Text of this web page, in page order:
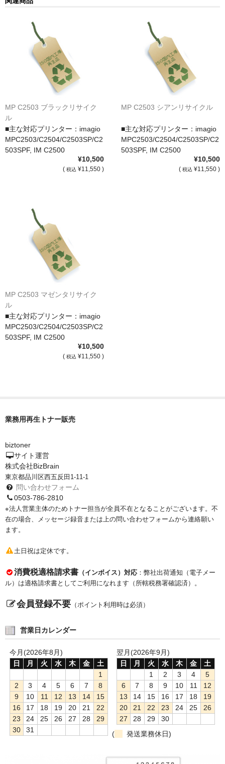
見積書発行依頼
なぜ業務用を選ぶべき？
サイトマップ
MP C2503 ブラックリサイク
ル
■主な対応プリンター：imagio
MPC2503/C2504/C2503SP/C2
503SPF, IM C2500
¥10,500
( 税込 ¥11,550 )
MP C2503 シアンリサイクル
■主な対応プリンター：imagio
MPC2503/C2504/C2503SP/C2
503SPF, IM C2500
¥10,500
( 税込 ¥11,550 )
MP C2503 マゼンタリサイク
ル
■主な対応プリンター：imagio
MPC2503/C2504/C2503SP/C2
503SPF, IM C2500
¥10,500
( 税込 ¥11,550 )
業務用再生トナー販売
biztoner
サイト運営
株式会社BizBrain
東京都品川区西五反田1-11-1
問い合わせフォーム
0503-786-2810
※法人営業主体のためトナー担当が全員不在となることがございます。不
在の場合、メッセージ録音または上の問い合わせフォームから連絡願い
ます。
土日祝は定休です。
消費税適格請求書 （インボイス）対応 ：弊社出荷通知（電子メー
ル）は適格請求書としてご利用になれます（所轄税務署確認済）。
会員登録不要 （ポイント利用時は必須）
営業日カレンダー
今月(2026年8月)
日
月 火 水 木 金
土
1
2
3 4 5 6 7
8
9
10 11 12 13 14
15
16
17 18 19 20 21
22
23
24 25 26 27 28
29
30
31
翌月(2026年9月)
日
月 火 水 木 金
土
1
2 3 4
5
6
7 8 9 10 11
12
13
14 15 16 17 18
19
20
21 22 23 24 25
26
27
28 29
30
(
発送業務休日)